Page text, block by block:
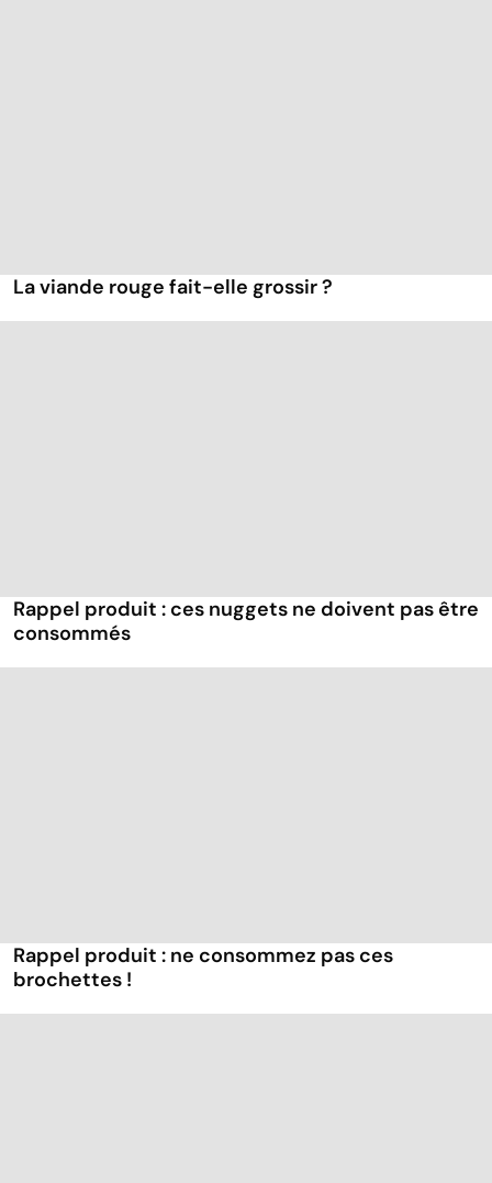
La viande rouge fait-elle grossir ?
Rappel produit : ces nuggets ne doivent pas être
consommés
Rappel produit : ne consommez pas ces
brochettes !